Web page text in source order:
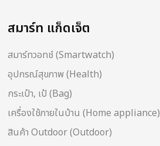
สมาร์ท แก็ดเจ็ต
สมาร์ทวอทช์ (Smartwatch)
อุปกรณ์สุขภาพ (Health)
กระเป๋า, เป้ (Bag)
เครื่องใช้ภายในบ้าน (Home appliance)
สินค้า Outdoor (Outdoor)